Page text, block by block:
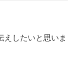
えしたいと思いま